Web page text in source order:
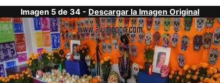
Imagen 5 de 34 - Descargar la Imagen Original